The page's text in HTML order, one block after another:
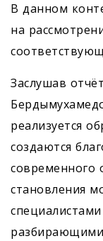
В данном
на
Заслушав
реализуется
создаются
современного
становления